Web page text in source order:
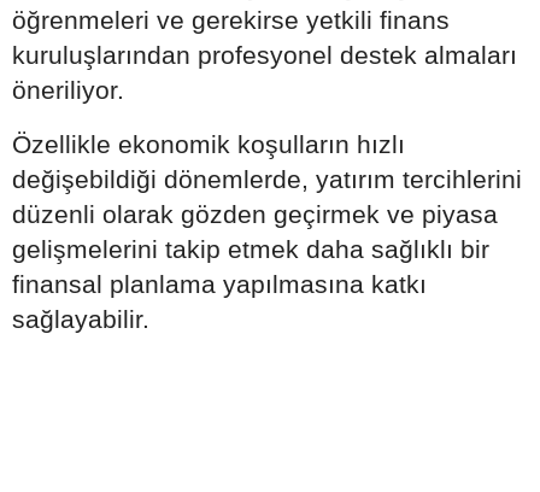
öğrenmeleri ve gerekirse yetkili finans
kuruluşlarından profesyonel destek almaları
öneriliyor.
Özellikle ekonomik koşulların hızlı
değişebildiği dönemlerde, yatırım tercihlerini
düzenli olarak gözden geçirmek ve piyasa
gelişmelerini takip etmek daha sağlıklı bir
finansal planlama yapılmasına katkı
sağlayabilir.